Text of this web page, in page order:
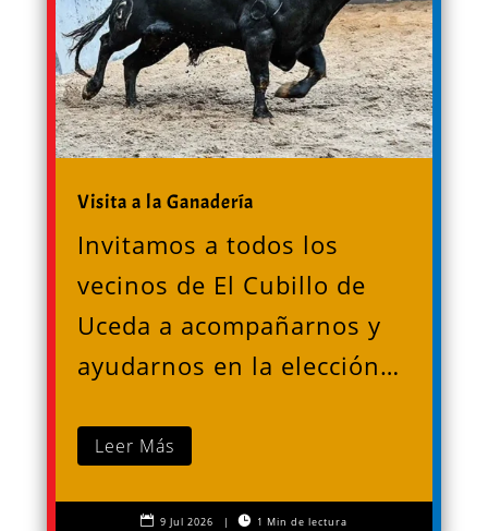
Visita a la Ganadería
Invitamos a todos los
vecinos de El Cubillo de
Uceda a acompañarnos y
ayudarnos en la elección…
Leer Más
 9 Jul 2026 |  1 Min de lectura